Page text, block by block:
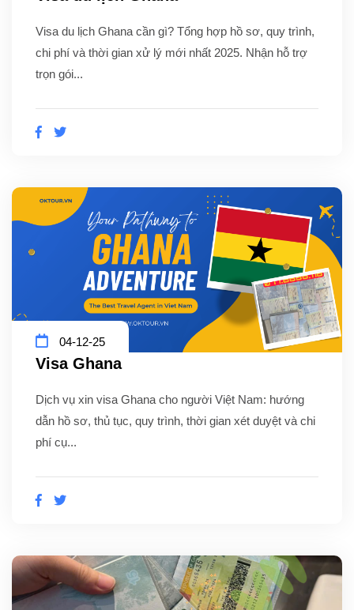
Visa du lịch Ghana cần gì? Tổng hợp hồ sơ, quy trình,
chi phí và thời gian xử lý mới nhất 2025. Nhận hỗ trợ
trọn gói...
04-12-25
Visa Ghana
Dịch vụ xin visa Ghana cho người Việt Nam: hướng
dẫn hồ sơ, thủ tục, quy trình, thời gian xét duyệt và chi
phí cụ...